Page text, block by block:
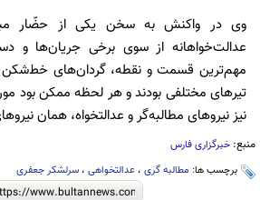
وی در واکنش به سخن یکی از حضّار
عدالت‌خواهانه از سوی برخی جریان‌ها و
مهم‌ترین قسمت و نقطه، گردان‌های خط‌شکن
تیرهای مختلفی بودند و هر لحظه ممکن بود
نیز نیروهای مطالبه‌گر و عدالتخواه، همان
منبع: خبرگزاری فارس
برچسب ها: مطالبه گری ، عدالتخواهی ، سرلشکر جعفری